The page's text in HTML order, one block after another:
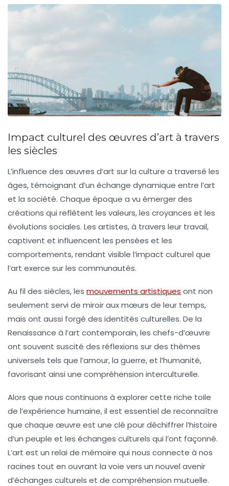
Impact culturel des œuvres d’art à travers
les siècles
L’influence des œuvres d’art sur la culture a traversé les
âges, témoignant d’un échange dynamique entre l’art
et la société. Chaque époque a vu émerger des
créations qui reflètent les valeurs, les croyances et les
évolutions sociales. Les artistes, à travers leur travail,
captivent et influencent les pensées et les
comportements, rendant visible l’impact culturel que
l’art exerce sur les communautés.
Au fil des siècles, les mouvements artistiques ont non
seulement servi de miroir aux mœurs de leur temps,
mais ont aussi forgé des identités culturelles. De la
Renaissance à l’art contemporain, les chefs-d’œuvre
ont souvent suscité des réflexions sur des thèmes
universels tels que l’amour, la guerre, et l’humanité,
favorisant ainsi une compréhension interculturelle.
Alors que nous continuons à explorer cette riche toile
de l’expérience humaine, il est essentiel de reconnaître
que chaque œuvre est une clé pour déchiffrer l’histoire
d’un peuple et les échanges culturels qui l’ont façonné.
L’art est un relai de mémoire qui nous connecte à nos
racines tout en ouvrant la voie vers un nouvel avenir
d’échanges culturels et de compréhension mutuelle.